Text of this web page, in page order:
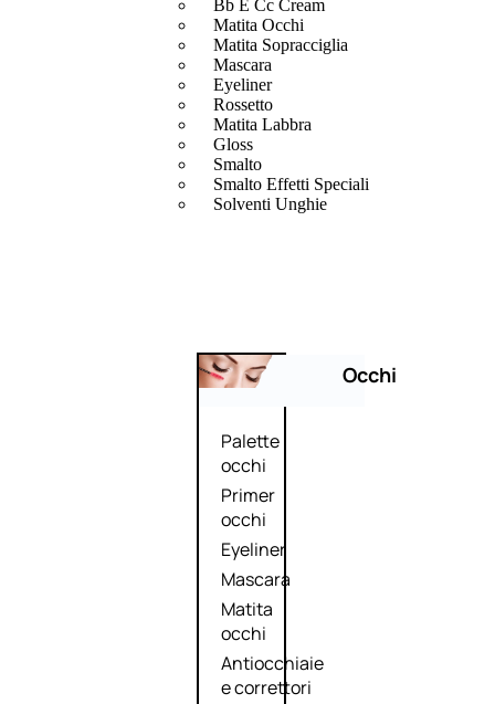
Bb E Cc Cream
Matita Occhi
Matita Sopracciglia
Mascara
Eyeliner
Rossetto
Matita Labbra
Gloss
Smalto
Smalto Effetti Speciali
Solventi Unghie
Occhi
Palette
occhi
Primer
occhi
Eyeliner
Mascara
Matita
occhi
Antiocchiaie
e correttori